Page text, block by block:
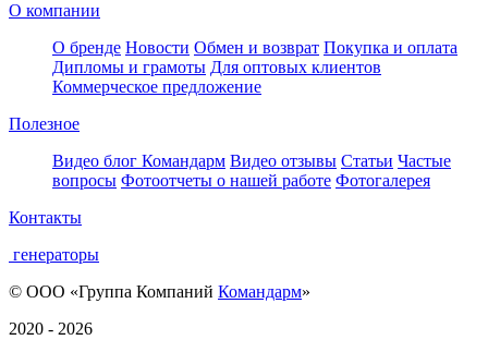
О компании
О бренде Новости Обмен и возврат Покупка и оплата
Дипломы и грамоты Для оптовых клиентов
Коммерческое предложение
Полезное
Видео блог Командарм Видео отзывы Статьи Частые
вопросы Фотоотчеты о нашей работе Фотогалерея
Контакты
генераторы
© ООО «Группа Компаний Командарм»
2020 - 2026